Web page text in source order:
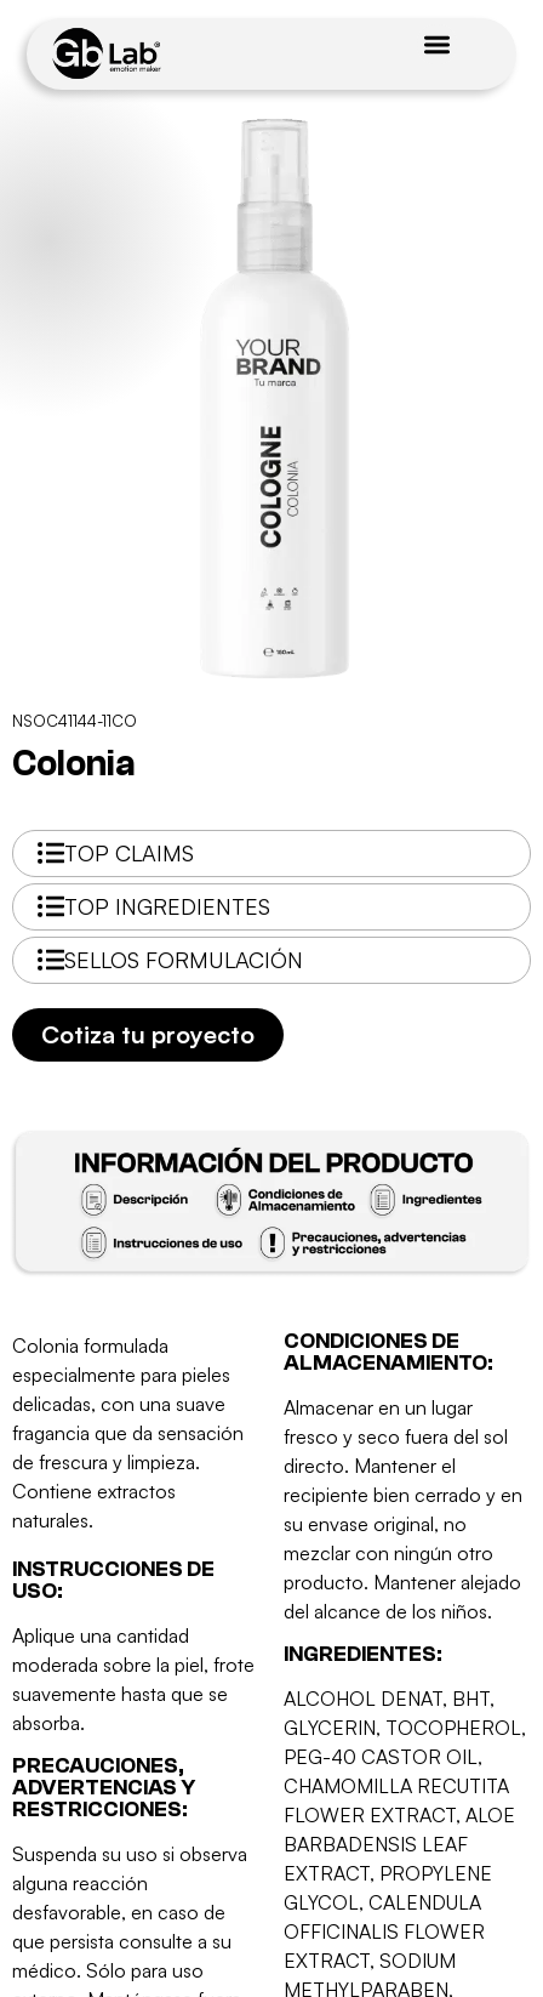
NSOC41144-11CO
Colonia
TOP CLAIMS
TOP INGREDIENTES
SELLOS FORMULACIÓN
Cotiza tu proyecto
Colonia formulada
especialmente para pieles
delicadas, con una suave
fragancia que da sensación
de frescura y limpieza.
Contiene extractos
naturales.
INSTRUCCIONES DE
USO:
Aplique una cantidad
moderada sobre la piel, frote
suavemente hasta que se
absorba.
PRECAUCIONES,
ADVERTENCIAS Y
RESTRICCIONES:
Suspenda su uso si observa
alguna reacción
desfavorable, en caso de
que persista consulte a su
médico. Sólo para uso
CONDICIONES DE
ALMACENAMIENTO:
Almacenar en un lugar
fresco y seco fuera del sol
directo. Mantener el
recipiente bien cerrado y en
su envase original, no
mezclar con ningún otro
producto. Mantener alejado
del alcance de los niños.
INGREDIENTES:
ALCOHOL DENAT, BHT,
GLYCERIN, TOCOPHEROL,
PEG-40 CASTOR OIL,
CHAMOMILLA RECUTITA
FLOWER EXTRACT, ALOE
BARBADENSIS LEAF
EXTRACT, PROPYLENE
GLYCOL, CALENDULA
OFFICINALIS FLOWER
EXTRACT, SODIUM
METHYLPARABEN,